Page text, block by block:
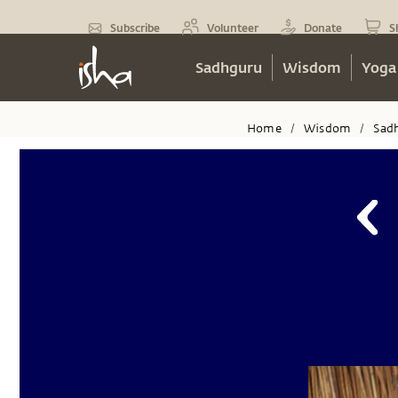
Subscribe Volunteer Donate
Sadhguru Wisdom
Home / Wisdom /